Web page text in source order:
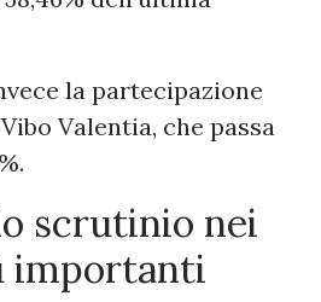
la partecipazione
Valentia, che passa
scrutinio nei
importanti